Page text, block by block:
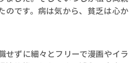
のです。病は気から、貧乏は心か
ずに細々とフリーで漫画やイラ